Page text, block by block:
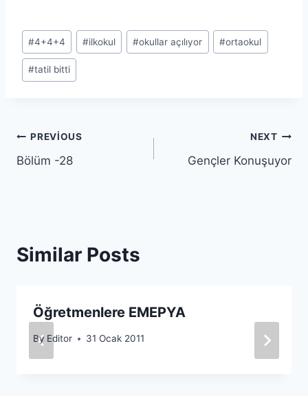
Post
Tags:
#4+4+4 #ilkokul #okullar açılıyor #ortaokul
#tatil bitti
Yazı
gezinmesi
PREVIOUS
Bölüm -28
NEXT
Gençler Konuşuyor
Similar Posts
Öğretmenlere EMEPYA
By Editor 31 Ocak 2011